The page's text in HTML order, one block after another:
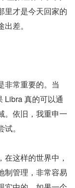
里才是今天回家的
差。
非常重要的。当
Libra 真的可以通
。依旧，我重申一
。
这样的世界中，
制管理，非常容易